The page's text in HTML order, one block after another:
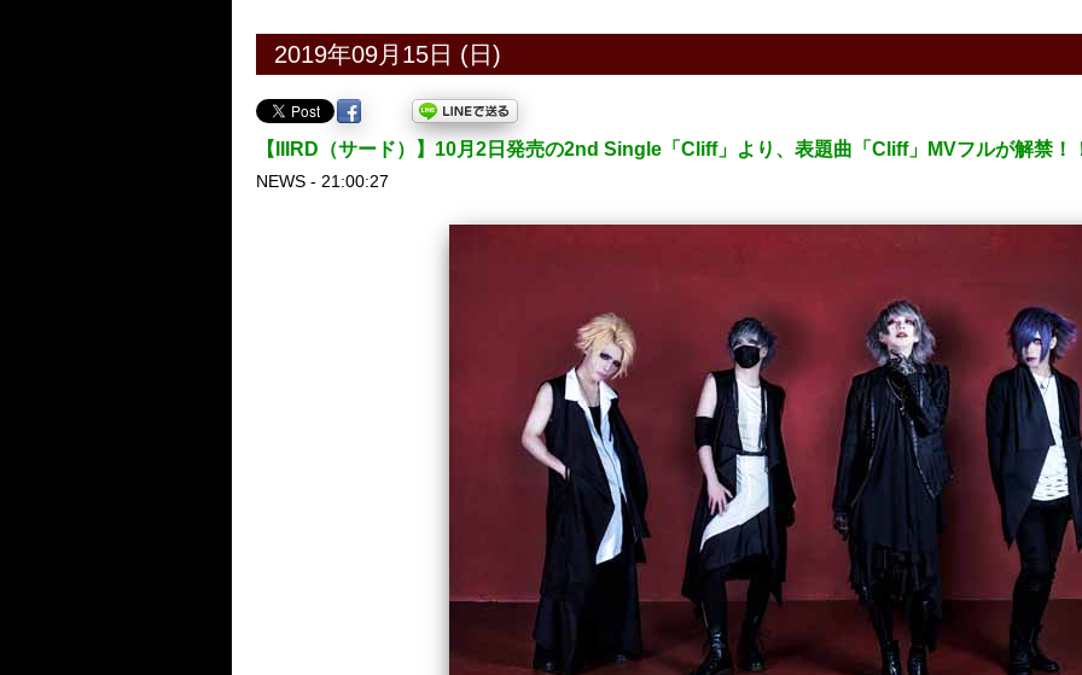
2019年09月15日 (日)
【IIIRD（サード）】10月2日発売の2nd Single「Cliff」より、表題曲「Cliff」MVフルが解禁！
NEWS - 21:00:27